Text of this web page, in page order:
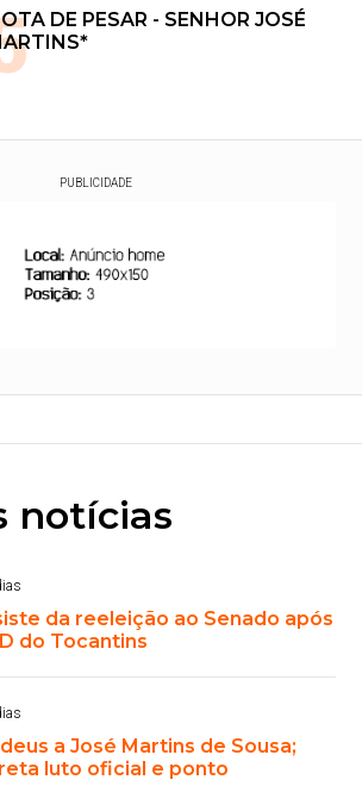
DE PESAR - SENHOR JOSÉ
PUBLICIDADE
notícias
da reeleição ao Senado após
do Tocantins
a José Martins de Sousa;
luto oficial e ponto